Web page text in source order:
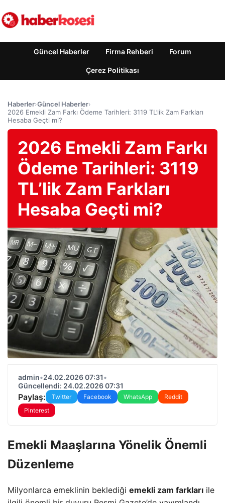
Güncel Haberler Firma Rehberi Forum
Çerez Politikası
Haberler›Güncel Haberler›
2026 Emekli Zam Farkı Ödeme Tarihleri: 3119 TL’lik Zam Farkları
Hesaba Geçti mi?
2026 Emekli Zam Farkı
Ödeme Tarihleri: 3119
TL’lik Zam Farkları
Hesaba Geçti mi?
admin•24.02.2026 07:31•
Güncellendi: 24.02.2026 07:31
Paylaş: Twitter Facebook WhatsApp
Reddit
Pinterest
Emekli Maaşlarına Yönelik Önemli
Düzenleme
Milyonlarca emeklinin beklediği emekli zam farkları ile